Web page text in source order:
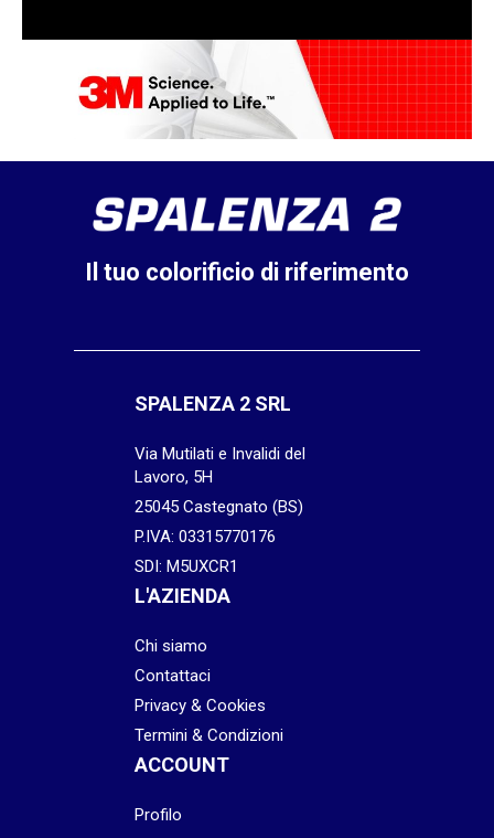
Il tuo colorificio di riferimento
SPALENZA 2 SRL
Via Mutilati e Invalidi del
Lavoro, 5H
25045 Castegnato (BS)
P.IVA: 03315770176
SDI: M5UXCR1
L'AZIENDA
Chi siamo
Contattaci
Privacy & Cookies
Termini & Condizioni
ACCOUNT
Profilo